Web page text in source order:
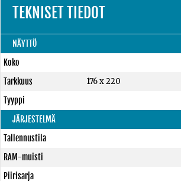
TEKNISET TIEDOT
NÄYTTÖ
Koko
Tarkkuus
176 x 220
Tyyppi
JÄRJESTELMÄ
Tallennustila
RAM-muisti
Piirisarja